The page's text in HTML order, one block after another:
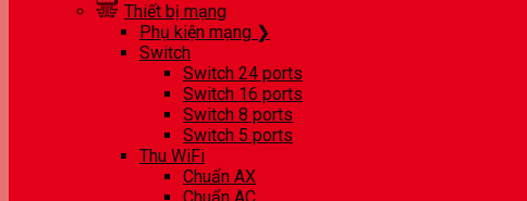
Thiết bị mạng
Phụ kiện mạng ❯
Switch
Switch 24 ports
Switch 16 ports
Switch 8 ports
Switch 5 ports
Thu WiFi
Chuẩn AX